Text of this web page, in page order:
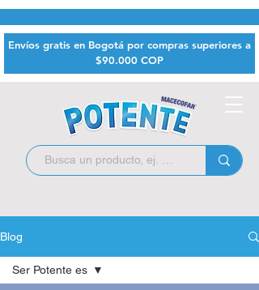
Envíos gratis en Bogotá por compras superiores a
$90.000 COP
Blog
Ser Potente es